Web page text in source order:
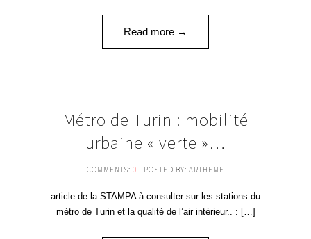
Read more →
15
Métro de Turin : mobilité
urbaine « verte »…
COMMENTS: 0 | POSTED BY: ARTHEME
article de la STAMPA à consulter sur les stations du
métro de Turin et la qualité de l’air intérieur.. : […]